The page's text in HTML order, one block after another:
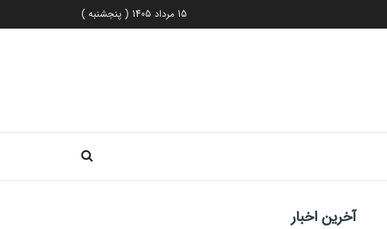
15 مرداد 1405 ( پنجشنبه )
آخرین اخبار